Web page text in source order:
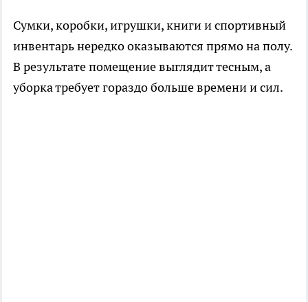
Сумки, коробки, игрушки, книги и спортивный
инвентарь нередко оказываются прямо на полу.
В результате помещение выглядит тесным, а
уборка требует гораздо больше времени и сил.